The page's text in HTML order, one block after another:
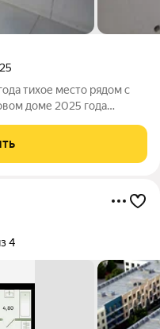
с
доме 2025 года
тех, кто хочет жить
4